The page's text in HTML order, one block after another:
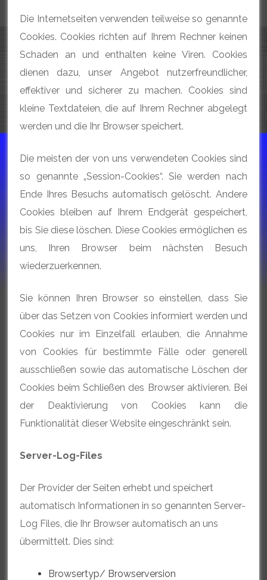
Die Internetseiten verwenden teilweise so genannte
Cookies. Cookies richten auf Ihrem Rechner keinen
Schaden an und enthalten keine Viren. Cookies
dienen dazu, unser Angebot nutzerfreundlicher,
effektiver und sicherer zu machen. Cookies sind
kleine Textdateien, die auf Ihrem Rechner abgelegt
werden und die Ihr Browser speichert.
Die meisten der von uns verwendeten Cookies sind
so genannte „Session-Cookies“. Sie werden nach
Ende Ihres Besuchs automatisch gelöscht. Andere
Cookies bleiben auf Ihrem Endgerät gespeichert,
bis Sie diese löschen. Diese Cookies ermöglichen es
uns, Ihren Browser beim nächsten Besuch
wiederzuerkennen.
Sie können Ihren Browser so einstellen, dass Sie
über das Setzen von Cookies informiert werden und
Cookies nur im Einzelfall erlauben, die Annahme
von Cookies für bestimmte Fälle oder generell
ausschließen sowie das automatische Löschen der
Cookies beim Schließen des Browser aktivieren. Bei
der Deaktivierung von Cookies kann die
Funktionalität dieser Website eingeschränkt sein.
Server-Log-Files
Der Provider der Seiten erhebt und speichert
automatisch Informationen in so genannten Server-
Log Files, die Ihr Browser automatisch an uns
übermittelt. Dies sind:
Browsertyp/ Browserversion